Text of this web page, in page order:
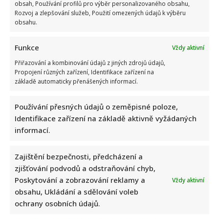
obsah, Používání profilů pro výběr personalizovaného obsahu,
Rozvoj a zlepšování služeb, Použití omezených údajů k výběru
obsahu.
Funkce
Vždy aktivní
Přiřazování a kombinování údajů z jiných zdrojů údajů,
Propojení různých zařízení, Identifikace zařízení na
základě automaticky přenášených informací.
Používání přesných údajů o zeměpisné poloze,
Identifikace zařízení na základě aktivně vyžádaných
informací.
Zajištění bezpečnosti, předcházení a
zjišťování podvodů a odstraňování chyb,
Poskytování a zobrazování reklamy a
obsahu, Ukládání a sdělování voleb
ochrany osobních údajů.
Vždy aktivní
vánočních příběhů. Někdo se chlubil tím, co dostal pod
stromeček, několikrát...
Více
more
„Pod
stromečkem
jsem
neměla
říká
paní
Jana.
Ještě
více
zklamal
nabídnutými
penězi